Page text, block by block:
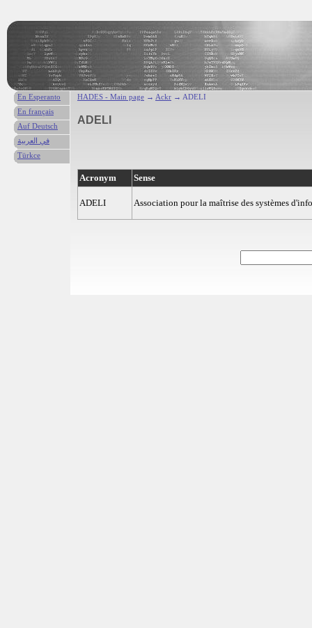
HADES - Main page → Ackr → ADELI
ADELI
Acronym Sense
ADELI Association pour la maîtrise des systèmes
En Esperanto
En français
Auf Deutsch
في العربية
Türkce